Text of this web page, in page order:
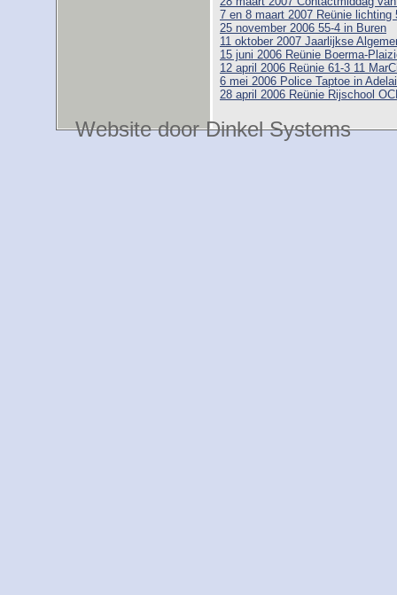
7 en 8 maart 2007 Reünie lichting
25 november 2006 55-4 in Buren
11 oktober 2007 Jaarlijkse
15 juni 2006 Reünie Boerma-
12 april 2006 Reünie 61-3 11
6 mei 2006 Police Taptoe in
28 april 2006 Reünie Rijschool
Website door Dinkel Systems